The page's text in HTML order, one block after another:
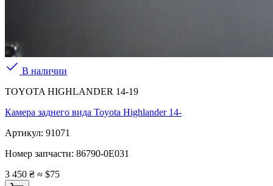
В наличии
TOYOTA HIGHLANDER 14-19
Камера заднего вида Toyota Highlander 14-
Артикул: 91071
Номер запчасти: 86790-0E031
3 450 ₴ ≈ $75